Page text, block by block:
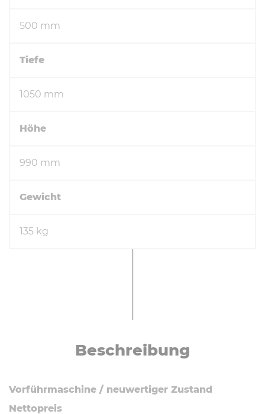
500 mm
Tiefe
1050 mm
Höhe
990 mm
Gewicht
135 kg
Be­schrei­bung
Vorführmaschine / neuwertiger Zustand
Nettopreis